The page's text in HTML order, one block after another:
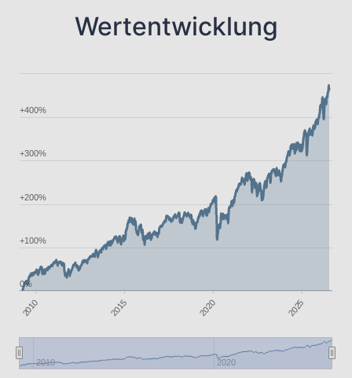
Wertentwicklung
2010 2015 2020 2025
2010 2020
0%
+100%
+200%
+300%
+400%